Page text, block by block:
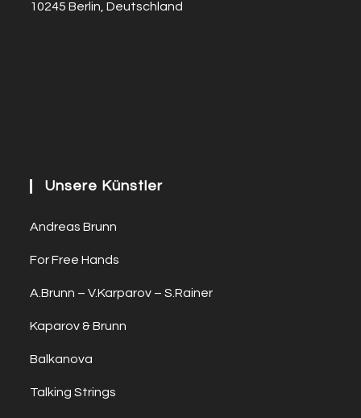
10245 Berlin, Deutschland
Unsere Künstler
Andreas Brunn
For Free Hands
A.Brunn – V.Karparov – S.Rainer
Kaparov & Brunn
Balkanova
Talking Strings